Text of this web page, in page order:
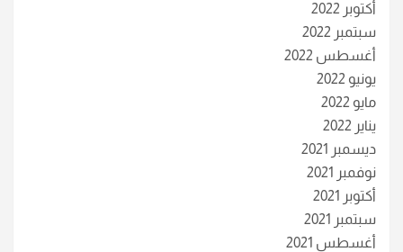
أكتوبر 2022
سبتمبر 2022
أغسطس 2022
يونيو 2022
مايو 2022
يناير 2022
ديسمبر 2021
نوفمبر 2021
أكتوبر 2021
سبتمبر 2021
أغسطس 2021